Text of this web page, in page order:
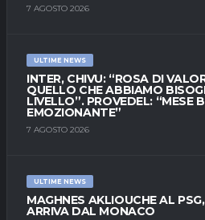
7 AGOSTO 2026
ULTIME NEWS
INTER, CHIVU: “ROSA DI
QUELLO CHE ABBIAMO
LIVELLO”. PROVEDEL: “MESE
EMOZIONANTE”
7 AGOSTO 2026
ULTIME NEWS
MAGHNES AKLIOUCHE AL
ARRIVA DAL MONACO